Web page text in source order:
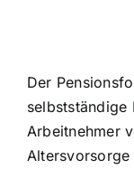
Der
selbstständige
Arbeitnehmer
Altersvorsorge